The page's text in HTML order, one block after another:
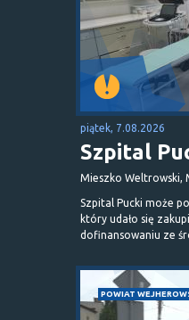
piątek, 7.08.2026
Szpital
Mieszko Weltrowski,
Szpital Pucki może
który udało się
dofinansowaniu ze
POWIAT